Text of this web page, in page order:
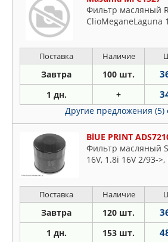
Фильтр масляный
ClioMeganeLaguna
Поставка Наличие
Завтра 100 шт.
1 дн. +
Другие предложения (5)
BlUE PRINT
Фильтр масляный
16V, 1.8i 16V 2/93-
Поставка Наличие
Завтра 120 шт.
1 дн. 153 шт.